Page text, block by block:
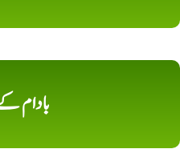
بادام